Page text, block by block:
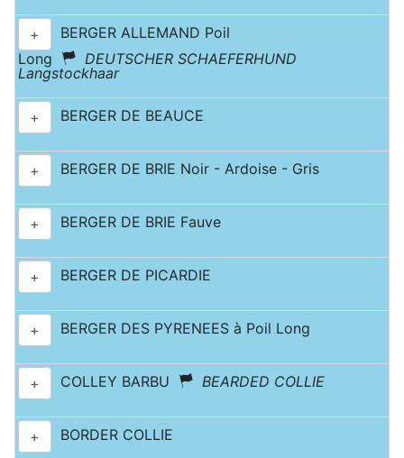
+
BERGER ALLEMAND Poil
Long
DEUTSCHER SCHAEFERHUND
Langstockhaar
+ BERGER DE BEAUCE
+ BERGER DE BRIE Noir - Ardoise - Gris
+ BERGER DE BRIE Fauve
+ BERGER DE PICARDIE
+ BERGER DES PYRENEES à Poil Long
+ COLLEY BARBU BEARDED COLLIE
+ BORDER COLLIE